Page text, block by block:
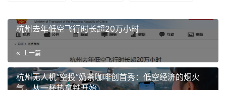
杭州去年低空飞行时长超20万小时
上一篇
杭州无人机“空投”奶茶咖啡创首秀：低空经济的烟火